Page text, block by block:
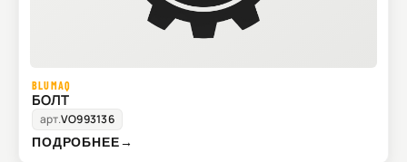
BLUMAQ
БОЛТ
арт.VO993136
ПОДРОБНЕЕ→